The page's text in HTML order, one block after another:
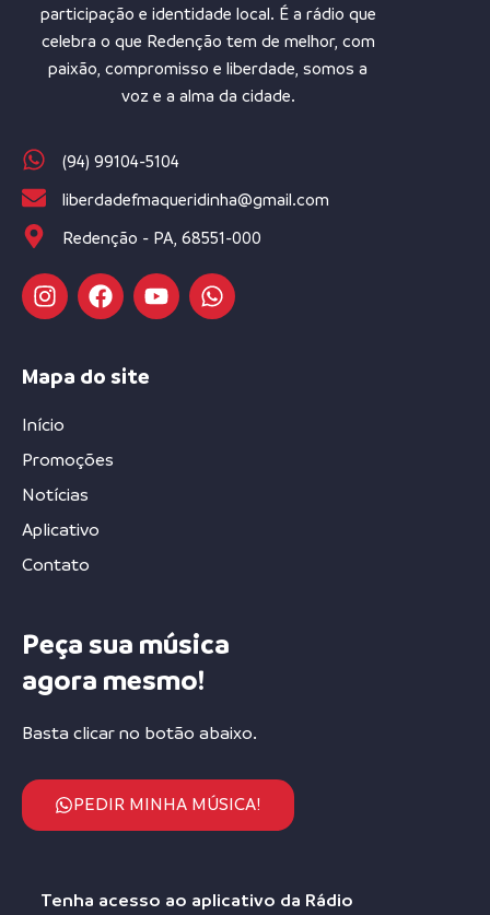
participação e identidade local. É a rádio que
celebra o que Redenção tem de melhor, com
paixão, compromisso e liberdade, somos a
voz e a alma da cidade.
(94) 99104-5104
liberdadefmaqueridinha@gmail.com
Redenção - PA, 68551-000
Mapa do site
Início
Promoções
Notícias
Aplicativo
Contato
Peça sua música
agora mesmo!
Basta clicar no botão abaixo.
PEDIR MINHA MÚSICA!
Tenha acesso ao aplicativo da Rádio